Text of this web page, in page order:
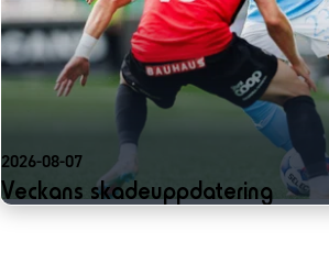
2026-08-07
Veckans skadeuppdatering